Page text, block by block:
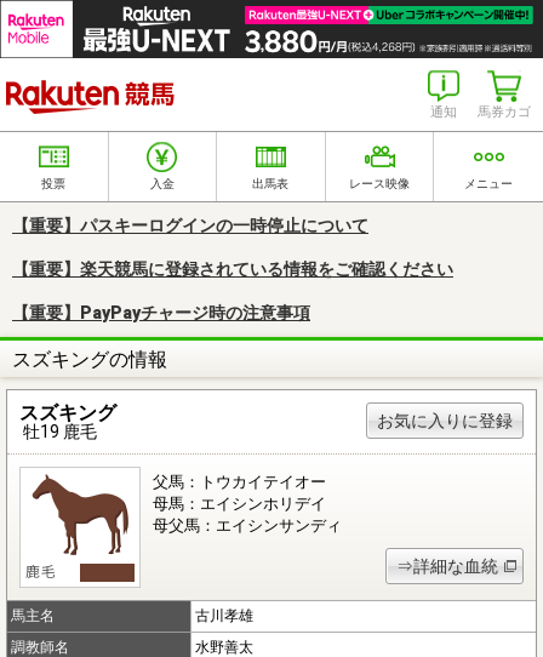
馬券カゴ
通知
投票 入金 出馬表 レース映像 メニュー
【重要】パスキーログインの一時停止について
【重要】楽天競馬に登録されている情報をご確認ください
【重要】PayPayチャージ時の注意事項
スズキングの情報
スズキング
牡19 鹿毛
お気に入りに登録
父馬：トウカイテイオー
母馬：エイシンホリデイ
母父馬：エイシンサンディ
⇒詳細な血統
馬主名
古川孝雄
調教師名
水野善太